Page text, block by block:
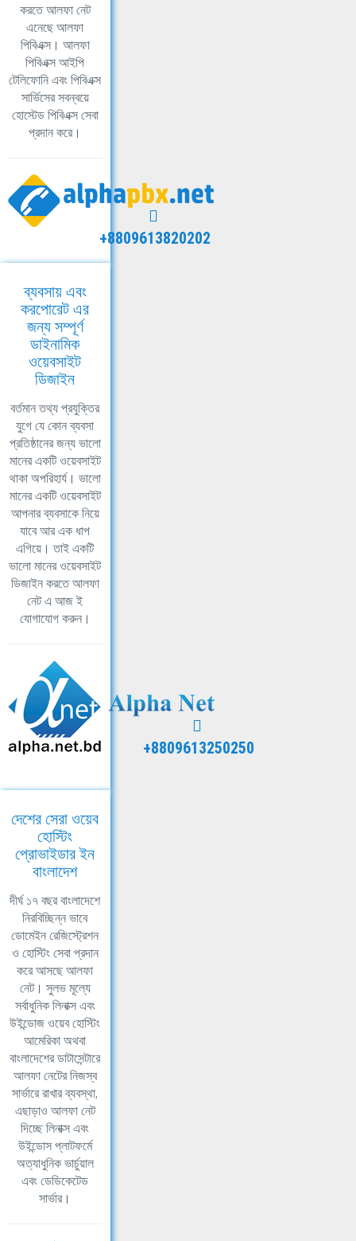
করতে আলফা নেট
এনেছে আলফা
পিবিএক্স। আলফা
পিবিএক্স আইপি
টেলিফোনি এবং পিবিএক্স
সার্ভিসের সবন্বয়ে
হোস্টেড পিবিএক্স সেবা
প্রদান করে।
+8809613820202
ব্যবসায় এবং
করপোরেট এর
জন্য সম্পূর্ণ
ডাইনামিক
ওয়েবসাইট
ডিজাইন
বর্তমান তথ্য প্রযুক্তির
যুগে যে কোন ব্যবসা
প্রতিষ্ঠানের জন্য ভালো
মানের একটি ওয়েবসাইট
থাকা অপরিহার্য। ভালো
মানের একটি ওয়েবসাইট
আপনার ব্যবসাকে নিয়ে
যাবে আর এক ধাপ
এগিয়ে। তাই একটি
ভালো মানের ওয়েবসাইট
ডিজাইন করতে আলফা
নেট এ আজ ই
যোগাযোগ করুন।
+8809613250250
দেশের সেরা ওয়েব
হোস্টিং
প্রোভাইডার ইন
বাংলাদেশ
দীর্ঘ ১৭ বছর বাংলাদেশে
নিরবিচ্ছিন্ন ভাবে
ডোমেইন রেজিস্ট্রেশন
ও হোস্টিং সেবা প্রদান
করে আসছে আলফা
নেট। সুলভ মূল্যে
সর্বাধুনিক লিনাক্স এবং
উইন্ডোজ ওয়েব হোস্টিং
আমেরিকা অথবা
বাংলাদেশের ডাটাসেন্টারে
আলফা নেটের নিজস্ব
সার্ভারে রাখার ব্যবস্থা,
এছাড়াও আলফা নেট
দিচ্ছে লিনাক্স এবং
উইন্ডোস প্লাটফর্মে
অত্যাধুনিক ভার্চুয়াল
এবং ডেডিকেটেড
সার্ভার।